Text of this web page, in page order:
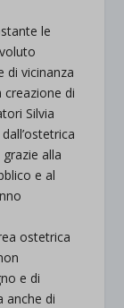
le
di vicinanza
di
Silvia
alla
e al
ostetrica
e di
anche di